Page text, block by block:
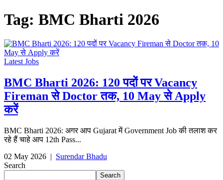
Tag: BMC Bharti 2026
Latest Jobs
BMC Bharti 2026: 120 पदों पर Vacancy
Fireman से Doctor तक, 10 May से Apply
करें
BMC Bharti 2026: अगर आप Gujarat में Government Job की तलाश कर
रहे हैं चाहे आप 12th Pass...
02 May 2026 | Surendar Bhadu
Search
Search